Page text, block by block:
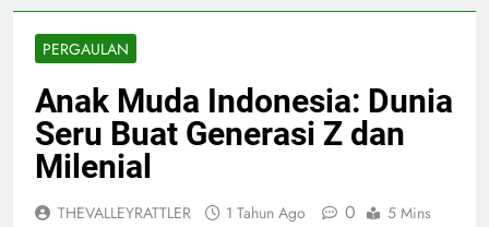
PERGAULAN
Anak Muda Indonesia: Dunia
Seru Buat Generasi Z dan
Milenial
THEVALLEYRATTLER 1 Tahun Ago 0 5 Mins